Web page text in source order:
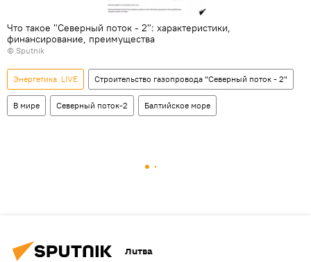
Что такое "Северный поток - 2": характеристики,
финансирование, преимущества
© Sputnik
Энергетика. LIVE Строительство газопровода "Северный поток - 2"
В мире Северный поток-2 Балтийское море
Литва